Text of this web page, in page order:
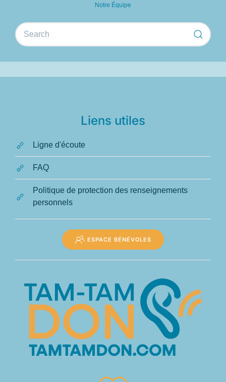
Notre Équipe
Liens utiles
Ligne d'écoute
FAQ
Politique de protection des renseignements
personnels
ESPACE BÉNÉVOLES